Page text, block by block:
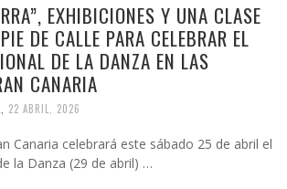
EXHIBICIONES Y UNA CLASE
DE CALLE PARA CELEBRAR EL
DE LA DANZA EN LAS
CANARIA
22 ABRIL, 2026
Canaria celebrará este sábado 25 de abril el
la Danza (29 de abril) …